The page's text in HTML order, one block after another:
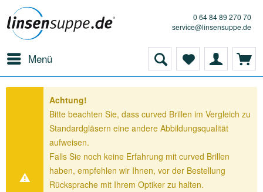
0 64 84 89 270 70
service@linsensuppe.de
Menü
Achtung!
Bitte beachten Sie, dass curved Brillen im Vergleich zu
Standardgläsern eine andere Abbildungsqualität
aufweisen.
Falls Sie noch keine Erfahrung mit curved Brillen
haben, empfehlen wir Ihnen, vor der Bestellung
Rücksprache mit Ihrem Optiker zu halten.